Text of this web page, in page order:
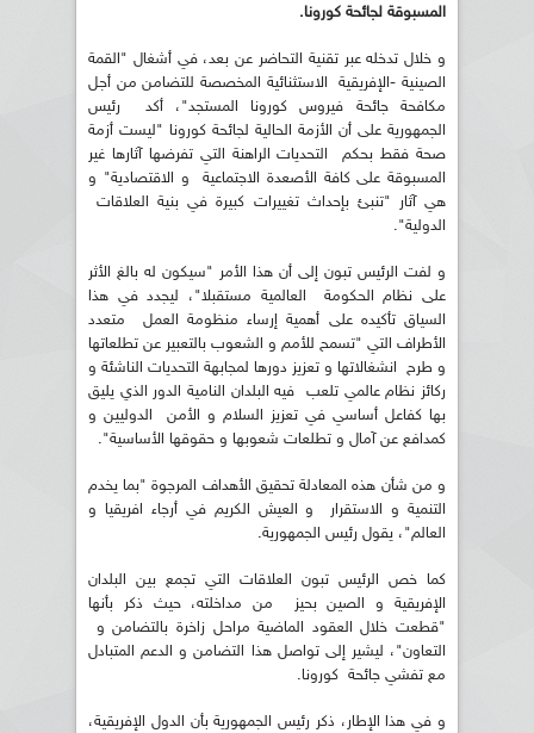
المسبوقة لجائحة كورونا.
و خلال تدخله عبر تقنية التحاضر عن بعد، في أشغال "القمة
الصينية -الإفريقية الاستثنائية المخصصة للتضامن من أجل
مكافحة جائحة فيروس كورونا المستجد"، أكد رئيس
الجمهورية على أن الأزمة الحالية لجائحة كورونا "ليست أزمة
صحة فقط بحكم التحديات الراهنة التي تفرضها آثارها غير
المسبوقة على كافة الأصعدة الاجتماعية و الاقتصادية" و
هي آثار "تنبئ بإحداث تغييرات كبيرة في بنية العلاقات
الدولية".
و لفت الرئيس تبون إلى أن هذا الأمر "سيكون له بالغ الأثر
على نظام الحكومة العالمية مستقبلا"، ليجدد في هذا
السياق تأكيده على أهمية إرساء منظومة العمل متعدد
الأطراف التي "تسمح للأمم و الشعوب بالتعبير عن تطلعاتها
و طرح انشغالاتها و تعزيز دورها لمجابهة التحديات الناشئة و
ركائز نظام عالمي تلعب فيه البلدان النامية الدور الذي يليق
بها كفاعل أساسي في تعزيز السلام و الأمن الدوليين و
كمدافع عن آمال و تطلعات شعوبها و حقوقها الأساسية".
و من شأن هذه المعادلة تحقيق الأهداف المرجوة "بما يخدم
التنمية و الاستقرار و العيش الكريم في أرجاء افريقيا و
العالم"، يقول رئيس الجمهورية.
كما خص الرئيس تبون العلاقات التي تجمع بين البلدان
الإفريقية و الصين بحيز من مداخلته، حيث ذكر بأنها
"قطعت خلال العقود الماضية مراحل زاخرة بالتضامن و
التعاون"، ليشير إلى تواصل هذا التضامن و الدعم المتبادل
مع تفشي جائحة كورونا.
و في هذا الإطار، ذكر رئيس الجمهورية بأن الدول الإفريقية،